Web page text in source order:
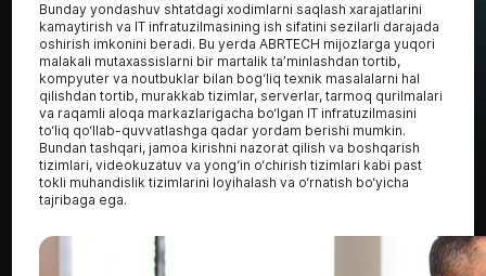
Bunday yondashuv shtatdagi xodimlarni saqlash xarajatlarini
kamaytirish va IT infratuzilmasining ish sifatini sezilarli darajada
oshirish imkonini beradi. Bu yerda ABRTECH mijozlarga yuqori
malakali mutaxassislarni bir martalik ta’minlashdan tortib,
kompyuter va noutbuklar bilan bog‘liq texnik masalalarni hal
qilishdan tortib, murakkab tizimlar, serverlar, tarmoq qurilmalari
va raqamli aloqa markazlarigacha bo‘lgan IT infratuzilmasini
to‘liq qo‘llab-quvvatlashga qadar yordam berishi mumkin.
Bundan tashqari, jamoa kirishni nazorat qilish va boshqarish
tizimlari, videokuzatuv va yong‘in o‘chirish tizimlari kabi past
tokli muhandislik tizimlarini loyihalash va o‘rnatish bo‘yicha
tajribaga ega.